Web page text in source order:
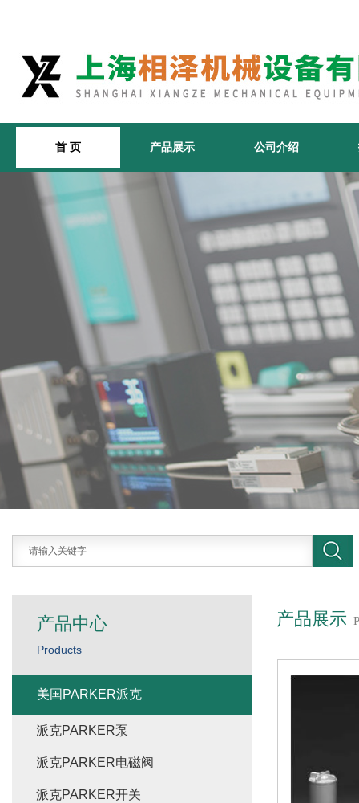
首 页 产品展示 公司介绍
产品展示
产品中心
Products
美国PARKER派克
派克PARKER泵
派克PARKER电磁阀
派克PARKER开关